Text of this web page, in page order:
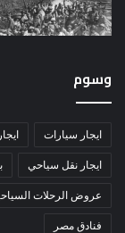
وسوم
ايجار سيارات
ايجار نقل سياحي
عروض الرحلات
فنادق مصر